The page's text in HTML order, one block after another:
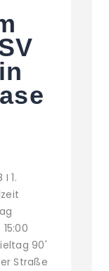
1.
90'
Straße